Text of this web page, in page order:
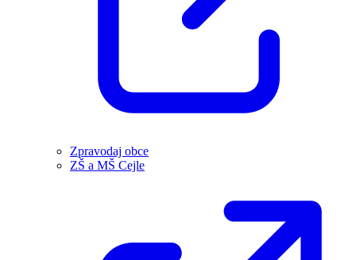
Zpravodaj obce
ZŠ a MŠ Cejle